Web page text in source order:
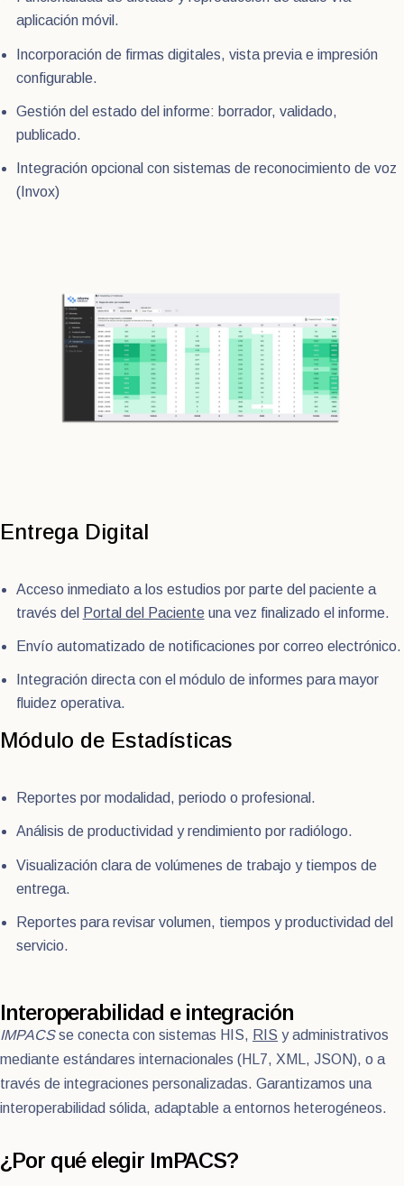
aplicación móvil.
Incorporación de firmas digitales, vista previa e impresión
configurable.
Gestión del estado del informe: borrador, validado,
publicado.
Integración opcional con sistemas de reconocimiento de voz
(Invox)
Entrega Digital
Acceso inmediato a los estudios por parte del paciente a
través del Portal del Pacienteuna vez finalizado el informe.
Envío automatizado de notificaciones por correo electrónico.
Integración directa con el módulo de informes para mayor
fluidez operativa.
Módulo de Estadísticas
Reportes por modalidad, periodo o profesional.
Análisis de productividad y rendimiento por radiólogo.
Visualización clara de volúmenes de trabajo y tiempos de
entrega.
Reportes para revisar volumen, tiempos y productividad del
servicio.
Interoperabilidad e integración
IMPACSse conecta con sistemas HIS, RIS y administrativos
mediante estándares internacionales (HL7, XML, JSON), o a
través de integraciones personalizadas. Garantizamos una
interoperabilidad sólida, adaptable a entornos heterogéneos.
¿Por qué elegir ImPACS?